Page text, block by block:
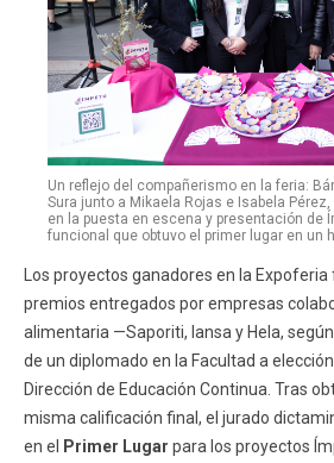
Un reflejo del compañerismo en la feria:
Sura junto a Mikaela Rojas e Isabela
en la puesta en escena y presentación de
funcional que obtuvo el primer lugar en un
Los proyectos ganadores en la
premios entregados por empresas
alimentaria —Saporiti, Iansa y Hela,
de un diplomado en la Facultad a
Dirección de Educación Continua. Tras
misma calificación final, el jurado
en el Primer Lugar para los proyectos